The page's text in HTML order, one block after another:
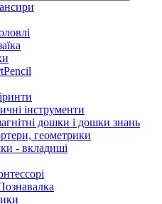
інструменти
дошки і дошки знань
геометрики
- вкладиші